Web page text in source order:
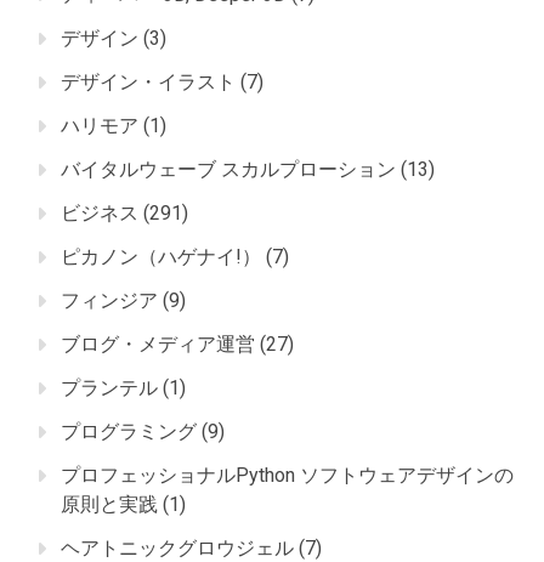
デザイン (3)
デザイン・イラスト (7)
ハリモア (1)
バイタルウェーブ スカルプローション (13)
ビジネス (291)
ピカノン（ハゲナイ!）
(7)
フィンジア (9)
ブログ・メディア運営 (27)
プランテル (1)
プログラミング (9)
プロフェッショナルPython ソフトウェアデザインの
原則と実践 (1)
ヘアトニックグロウジェル (7)